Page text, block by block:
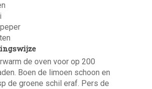
de oven voor op 200
Boen de limoen schoon en
de groene schil eraf. Pers de